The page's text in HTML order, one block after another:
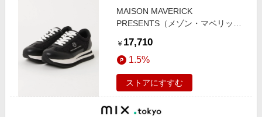
MAISON MAVERICK
PRESENTS（メゾン・マベリッ
ー/MS2468
￥ 17,710
1.5%
ストアにすすむ